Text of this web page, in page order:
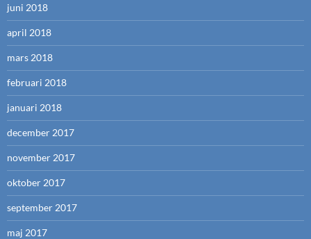
juni 2018
april 2018
mars 2018
februari 2018
januari 2018
december 2017
november 2017
oktober 2017
september 2017
maj 2017